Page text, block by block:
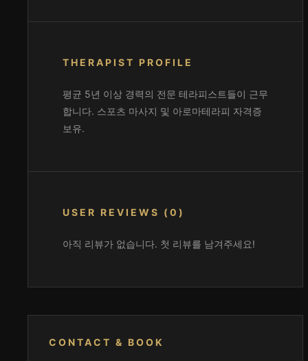
THERAPIST PROFILE
평균 5년 이상 경력의 전문 테라피스트들이 근무
합니다. 스포츠 마사지 및 아로마테라피 자격증
보유.
USER REVIEWS (0)
아직 리뷰가 없습니다. 첫 리뷰를 남겨주세요!
CONTACT & BOOK